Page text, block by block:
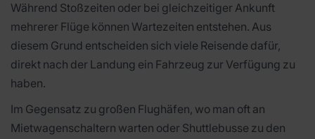
Während Stoßzeiten oder bei gleichzeitiger Ankunft
mehrerer Flüge können Wartezeiten entstehen. Aus
diesem Grund entscheiden sich viele Reisende dafür,
direkt nach der Landung ein Fahrzeug zur Verfügung zu
haben.
Im Gegensatz zu großen Flughäfen, wo man oft an
Mietwagenschaltern warten oder Shuttlebusse zu den